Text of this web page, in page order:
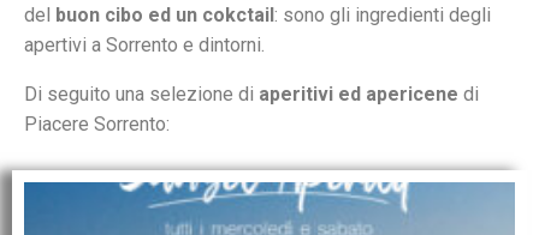
del buon cibo ed un cokctail: sono gli ingredienti degli
apertivi a Sorrento e dintorni.
Di seguito una selezione di aperitivi ed apericene di
Piacere Sorrento: